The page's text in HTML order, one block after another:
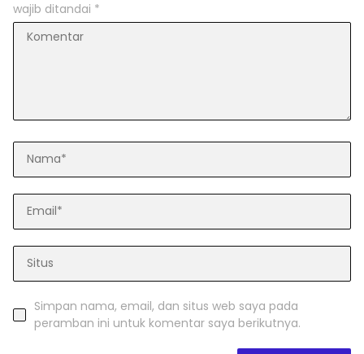
wajib ditandai *
Simpan nama, email, dan situs web saya pada
peramban ini untuk komentar saya berikutnya.